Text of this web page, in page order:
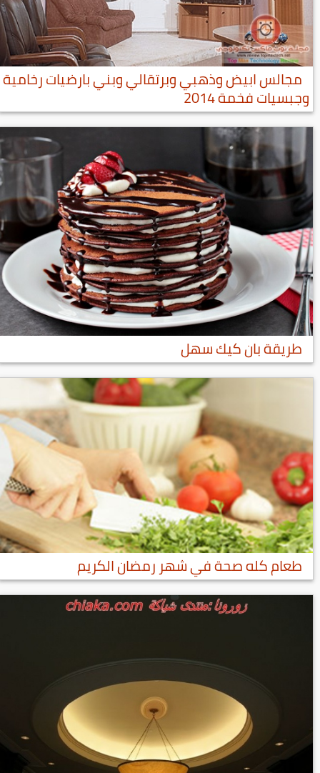
مجالس ابيض وذهبي وبرتقالي وبني بارضيات رخامية
وجبسيات فخمة 2014
طريقة بان كيك سهل
طعام كله صحة في شهر رمضان الكريم